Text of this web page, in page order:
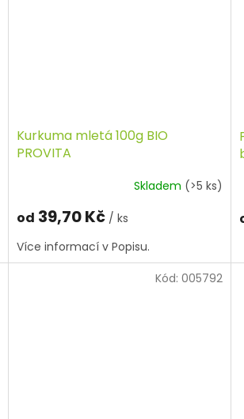
Kurkuma mletá 100g BIO
PROVITA
Skladem (>5 ks)
od 39,70 Kč / ks
Více informací v Popisu.
Kód: 005792